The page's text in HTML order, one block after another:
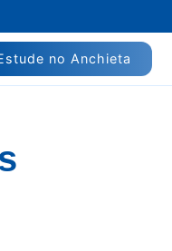
no Anchieta